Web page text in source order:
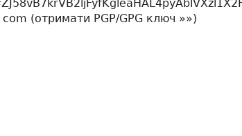
(отримати PGP/GPG ключ »»)